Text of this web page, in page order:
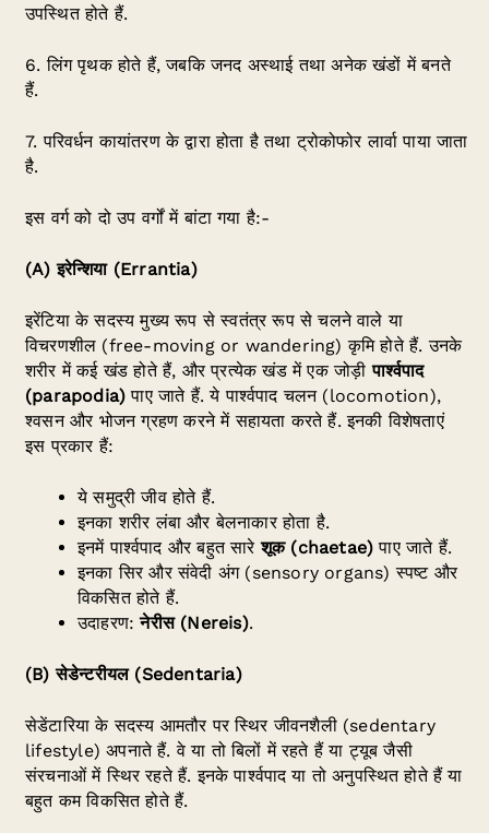
उपस्थित होते हैं.
6. लिंग पृथक होते हैं, जबकि जनद अस्थाई तथा अनेक खंडों में बनते
हैं.
7. परिवर्धन कायांतरण के द्वारा होता है तथा ट्रोकोफोर लार्वा पाया जाता
है.
इस वर्ग को दो उप वर्गों में बांटा गया है:-
(A) इरेन्शिया (Errantia)
इरेंटिया के सदस्य मुख्य रूप से स्वतंत्र रूप से चलने वाले या
विचरणशील (free-moving or wandering) कृमि होते हैं. उनके
शरीर में कई खंड होते हैं, और प्रत्येक खंड में एक जोड़ीपार्श्वपाद
(parapodia) पाए जाते हैं. ये पार्श्वपाद चलन (locomotion),
श्वसन और भोजन ग्रहण करने में सहायता करते हैं. इनकी विशेषताएं
इस प्रकार हैं:
ये समुद्री जीव होते हैं.
इनका शरीर लंबा और बेलनाकार होता है.
इनमें पार्श्वपाद और बहुत सारेशूक (chaetae) पाए जाते हैं.
इनका सिर और संवेदी अंग (sensory organs) स्पष्ट और
विकसित होते हैं.
उदाहरण:नेरीस (Nereis).
(B) सेडेन्टरीयल (Sedentaria)
सेडेंटारिया के सदस्य आमतौर पर स्थिर जीवनशैली (sedentary
lifestyle) अपनाते हैं. वे या तो बिलों में रहते हैं या ट्यूब जैसी
संरचनाओं में स्थिर रहते हैं. इनके पार्श्वपाद या तो अनुपस्थित होते हैं या
बहुत कम विकसित होते हैं.